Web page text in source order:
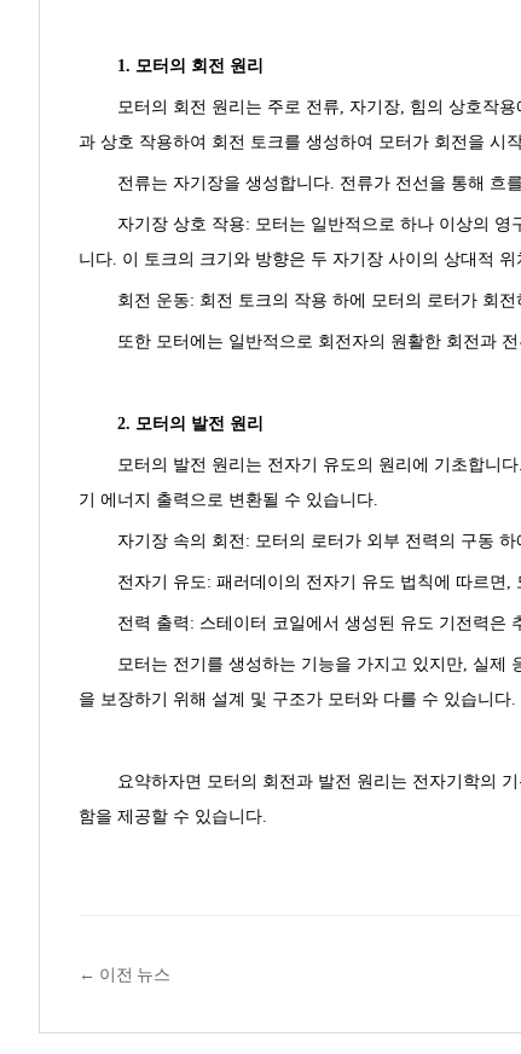
1. 모터의 회전 원리
모터의 회전 원리는 주로 전류, 자기장, 힘의 상호작
과 상호 작용하여 회전 토크를 생성하여 모터가 회전을 시
전류는 자기장을 생성합니다. 전류가 전선을 통해 흐
자기장 상호 작용: 모터는 일반적으로 하나 이상의
니다. 이 토크의 크기와 방향은 두 자기장 사이의 상대적
회전 운동: 회전 토크의 작용 하에 모터의 로터가 회
또한 모터에는 일반적으로 회전자의 원활한 회전과
2. 모터의 발전 원리
모터의 발전 원리는 전자기 유도의 원리에 기초합니
기 에너지 출력으로 변환될 수 있습니다.
자기장 속의 회전: 모터의 로터가 외부 전력의 구동
전자기 유도: 패러데이의 전자기 유도 법칙에 따르면
전력 출력: 스테이터 코일에서 생성된 유도 기전력은
모터는 전기를 생성하는 기능을 가지고 있지만, 실제
을 보장하기 위해 설계 및 구조가 모터와 다를 수 있습니다.
요약하자면 모터의 회전과 발전 원리는 전자기학의
함을 제공할 수 있습니다.
← 이전 뉴스